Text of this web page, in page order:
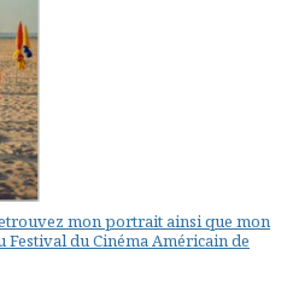
mon portrait ainsi que mon
du Cinéma Américain de